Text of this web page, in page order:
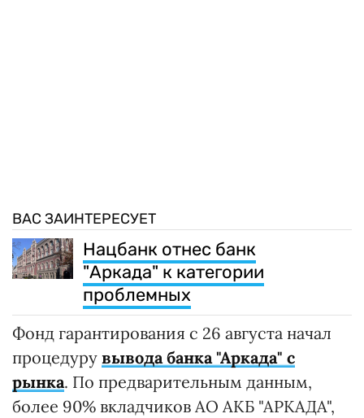
ВАС ЗАИНТЕРЕСУЕТ
Нацбанк отнес банк
"Аркада" к категории
проблемных
Фонд гарантирования с 26 августа начал
процедуру вывода банка "Аркада" с
рынка. По предварительным данным,
более 90% вкладчиков АО АКБ "АРКАДА",